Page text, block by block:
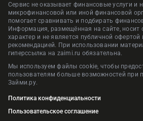
Сервис не оказывает финансовые услуги и
микрофинансовой или иной финансовой
помогает сравнивать и подбирать
Информация, размещённая на сайте, носит
характер и не является публичной
рекомендацией. При использовании
гиперссылка на zaimi.ru обязательна.
Мы используем файлы cookie, чтобы
пользователям больше возможностей при
Займи.ру.
Политика конфиденциальности
Пользовательское соглашение